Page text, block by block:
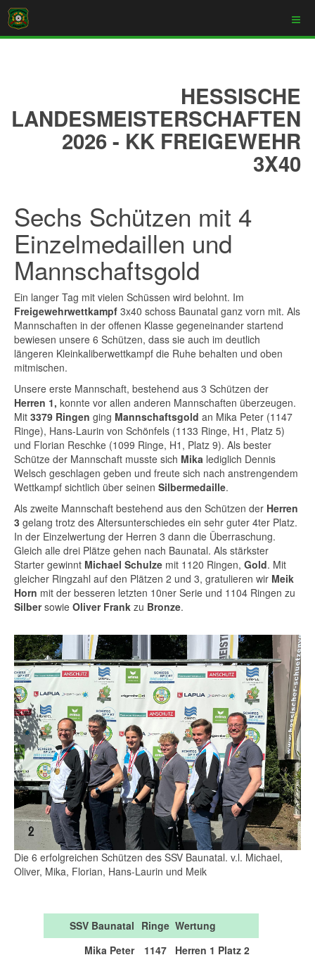
HESSISCHE
LANDESMEISTERSCHAFTEN
2026 - KK FREIGEWEHR
3X40
Sechs Schützen mit 4
Einzelmedaillen und
Mannschaftsgold
Ein langer Tag mit vielen Schüssen wird belohnt. Im
Freigewehrwettkampf 3x40 schoss Baunatal ganz vorn mit. Als
Mannschaften in der offenen Klasse gegeneinander startend
bewiesen unsere 6 Schützen, dass sie auch im deutlich
längeren Kleinkaliberwettkampf die Ruhe behalten und oben
mitmischen.
Unsere erste Mannschaft, bestehend aus 3 Schützen der
Herren 1, konnte vor allen anderen Mannschaften überzeugen.
Mit 3379 Ringen ging Mannschaftsgold an Mika Peter (1147
Ringe), Hans-Laurin von Schönfels (1133 Ringe, H1, Platz 5)
und Florian Reschke (1099 Ringe, H1, Platz 9). Als bester
Schütze der Mannschaft musste sich Mika lediglich Dennis
Welsch geschlagen geben und freute sich nach anstrengendem
Wettkampf sichtlich über seinen Silbermedaille.
Als zweite Mannschaft bestehend aus den Schützen der Herren
3 gelang trotz des Altersunterschiedes ein sehr guter 4ter Platz.
In der Einzelwertung der Herren 3 dann die Überraschung.
Gleich alle drei Plätze gehen nach Baunatal. Als stärkster
Starter gewinnt Michael Schulze mit 1120 Ringen, Gold. Mit
gleicher Ringzahl auf den Plätzen 2 und 3, gratulieren wir Meik
Horn mit der besseren letzten 10ner Serie und 1104 Ringen zu
Silbersowie Oliver Frank zu Bronze.
Die 6 erfolgreichen Schützen des SSV Baunatal. v.l. Michael,
Oliver, Mika, Florian, Hans-Laurin und Meik
SSV Baunatal Ringe Wertung
Mika Peter
1147
Herren 1 Platz 2